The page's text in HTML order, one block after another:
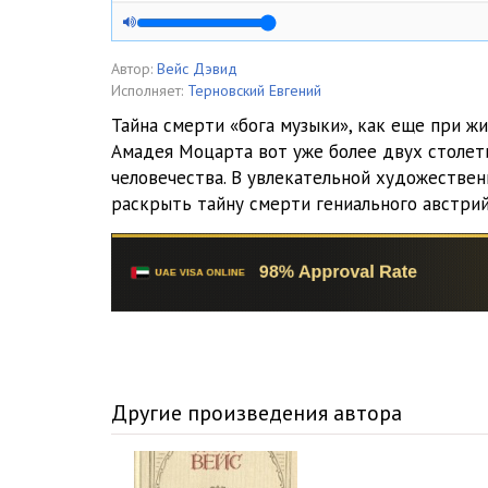
005_Убийство Моцарта _Глава_03_01
006_Убийство Моцарта _Глава_03_02
008_Убийство Моцарта _Глава_04_01
009_Убийство Моцарта _Глава_04_02
010_Убийство Моцарта _Глава_05_01
011_Убийство Моцарта _Глава_06_01
014_Убийство Моцарта _Глава_07_03
015_Убийство Моцарта _Глава_07_04
Автор: Вейс Дэвид
Исполняет: Терновский Евгений
Тайна смерти «бога музыки», как еще при
Амадея Моцарта вот уже более двух
человечества. В увлекательной
раскрыть тайну смерти гениального
Другие произведения автора